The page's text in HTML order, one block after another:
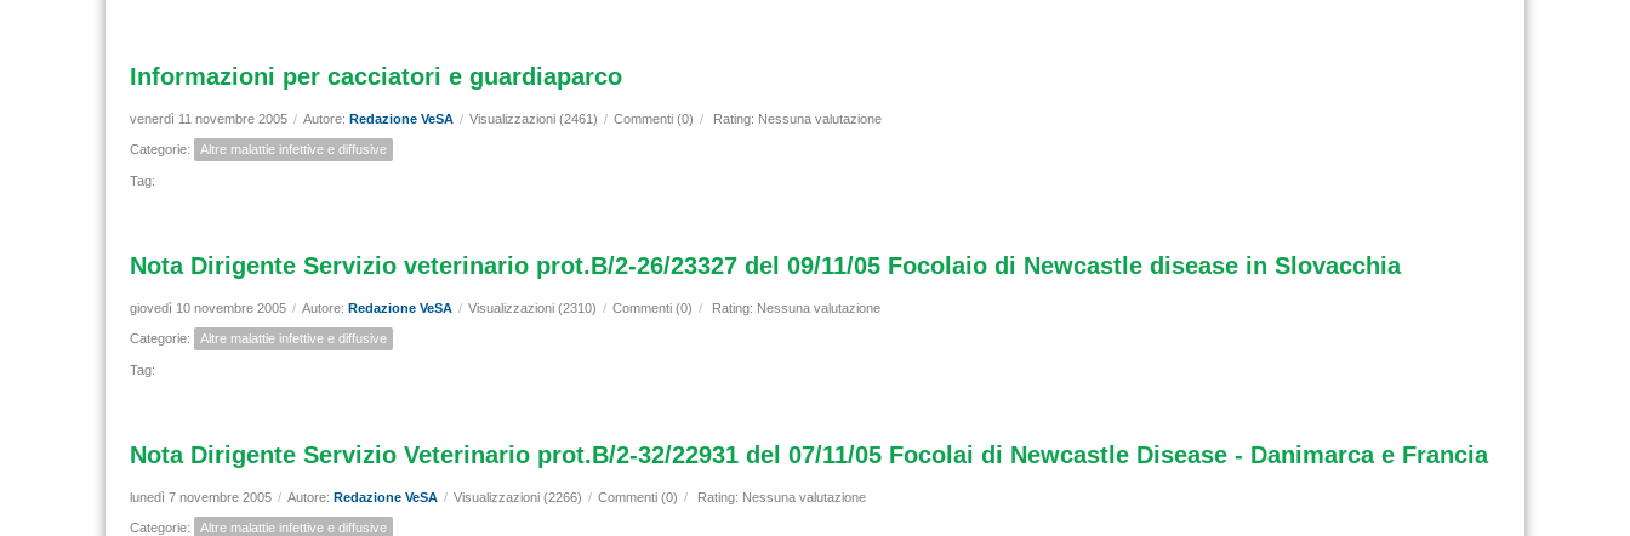
Informazioni per cacciatori e guardiaparco
venerdì 11 novembre 2005 / Autore: Redazione VeSA / Visualizzazioni (2461) / Commenti (0) / Rating: Nessuna valutazione
Categorie: Altre malattie infettive e diffusive
Tag:
Nota Dirigente Servizio veterinario prot.B/2-26/23327 del 09/11/05 Focolaio di Newcastle disease in Slovacchia
giovedì 10 novembre 2005 / Autore: Redazione VeSA / Visualizzazioni (2310) / Commenti (0) / Rating: Nessuna valutazione
Categorie: Altre malattie infettive e diffusive
Tag:
Nota Dirigente Servizio Veterinario prot.B/2-32/22931 del 07/11/05 Focolai di Newcastle Disease - Danimarca e Francia
lunedì 7 novembre 2005 / Autore: Redazione VeSA / Visualizzazioni (2266) / Commenti (0) / Rating: Nessuna valutazione
Categorie: Altre malattie infettive e diffusive